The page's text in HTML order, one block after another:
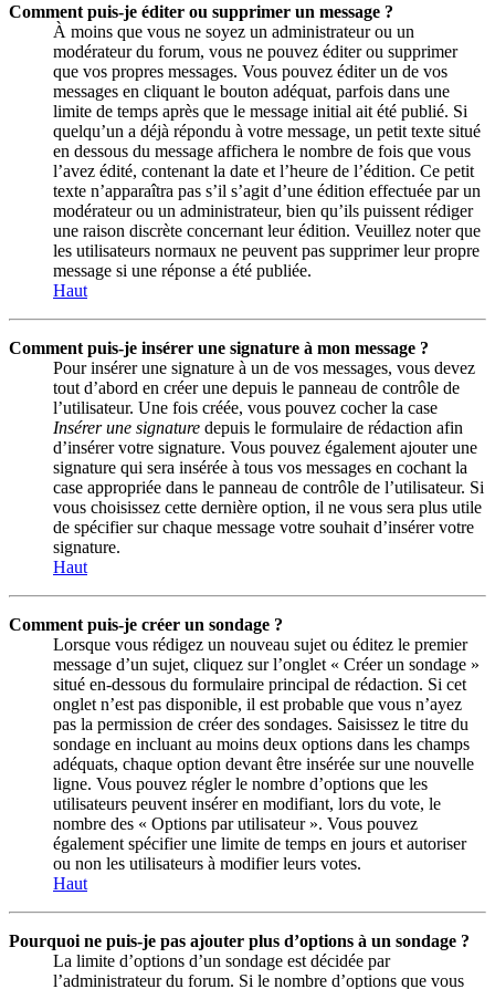
Comment puis-je éditer ou supprimer un message ?
À moins que vous ne soyez un administrateur ou un
modérateur du forum, vous ne pouvez éditer ou supprimer
que vos propres messages. Vous pouvez éditer un de vos
messages en cliquant le bouton adéquat, parfois dans une
limite de temps après que le message initial ait été publié. Si
quelqu’un a déjà répondu à votre message, un petit texte situé
en dessous du message affichera le nombre de fois que vous
l’avez édité, contenant la date et l’heure de l’édition. Ce petit
texte n’apparaîtra pas s’il s’agit d’une édition effectuée par un
modérateur ou un administrateur, bien qu’ils puissent rédiger
une raison discrète concernant leur édition. Veuillez noter que
les utilisateurs normaux ne peuvent pas supprimer leur propre
message si une réponse a été publiée.
Haut
Comment puis-je insérer une signature à mon message ?
Pour insérer une signature à un de vos messages, vous devez
tout d’abord en créer une depuis le panneau de contrôle de
l’utilisateur. Une fois créée, vous pouvez cocher la case
Insérer une signature depuis le formulaire de rédaction afin
d’insérer votre signature. Vous pouvez également ajouter une
signature qui sera insérée à tous vos messages en cochant la
case appropriée dans le panneau de contrôle de l’utilisateur. Si
vous choisissez cette dernière option, il ne vous sera plus utile
de spécifier sur chaque message votre souhait d’insérer votre
signature.
Haut
Comment puis-je créer un sondage ?
Lorsque vous rédigez un nouveau sujet ou éditez le premier
message d’un sujet, cliquez sur l’onglet « Créer un sondage »
situé en-dessous du formulaire principal de rédaction. Si cet
onglet n’est pas disponible, il est probable que vous n’ayez
pas la permission de créer des sondages. Saisissez le titre du
sondage en incluant au moins deux options dans les champs
adéquats, chaque option devant être insérée sur une nouvelle
ligne. Vous pouvez régler le nombre d’options que les
utilisateurs peuvent insérer en modifiant, lors du vote, le
nombre des « Options par utilisateur ». Vous pouvez
également spécifier une limite de temps en jours et autoriser
ou non les utilisateurs à modifier leurs votes.
Haut
Pourquoi ne puis-je pas ajouter plus d’options à un sondage ?
La limite d’options d’un sondage est décidée par
l’administrateur du forum. Si le nombre d’options que vous